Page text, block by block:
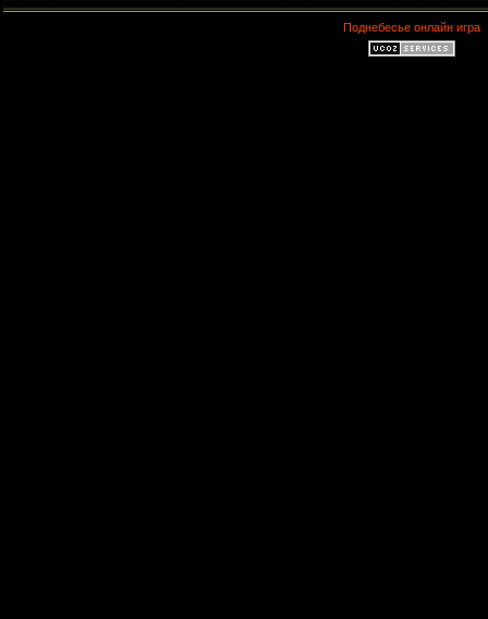
Поднебесье онлайн игра